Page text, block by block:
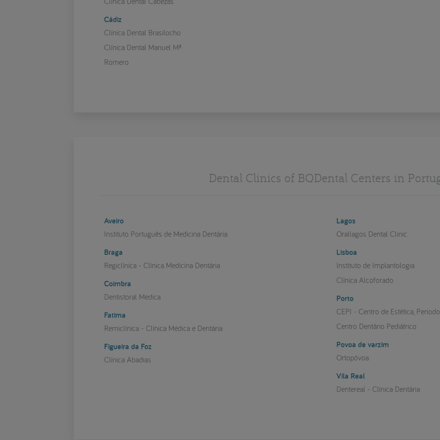
Cádiz
Clínica Dental Brasilocho
Clínica Dental Manuel Mª
Romero
Dental Clinics of BQDental Centers in
Aveiro
Instituto Português de Medicina Dentária
Braga
Regiclínica - Clínica Medicina Dentária
Coimbra
Dentistoral Medica
Fatima
Remiclínica - Clínica Médica e Dentária
Figueira da Foz
Clínica Abadias
Lagos
Orallagos Dental Clinic
Lisboa
Instituto de Implantologia
Clínica Alcoforado
Porto
CEPI - Centro de Estética,
Centro Dentário Pediátrico
Povoa de varzim
Ortopóvoa
Vila Real
Dentereal - Clínica Dentária